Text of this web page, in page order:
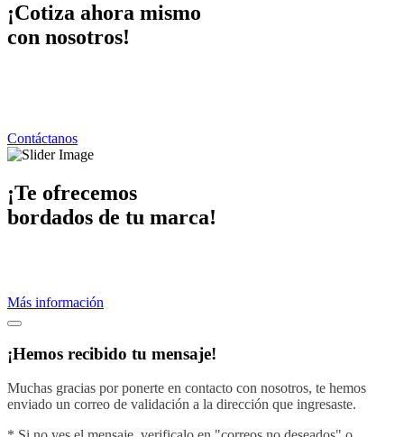
¡Cotiza ahora mismo
con nosotros!
Contáctanos
¡Te ofrecemos
bordados de tu marca!
Más información
¡Hemos recibido tu mensaje!
Muchas gracias por ponerte en contacto con nosotros, te hemos
enviado un correo de validación a la dirección que ingresaste.